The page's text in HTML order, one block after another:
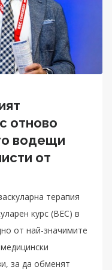
отново
водещи
от
терапия
курс (BEC) в
от най-значимите
за да обменят